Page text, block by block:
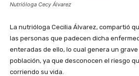
Nutrióloga Cecy Álvarez
La nutrióloga Cecilia Álvarez, compartió
las personas que padecen dicha
enteradas de ello, lo cual genera un
población, ya que desconocen el riesgo
corriendo su vida.